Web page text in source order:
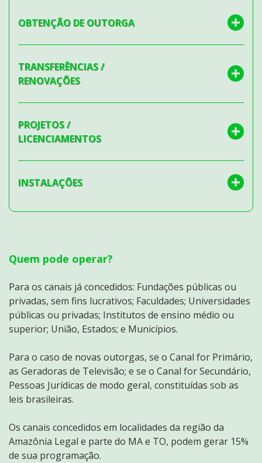
OBTENÇÃO DE OUTORGA
TRANSFERÊNCIAS /
RENOVAÇÕES
PROJETOS /
LICENCIAMENTOS
INSTALAÇÕES
Quem pode operar?
Para os canais já concedidos: Fundações públicas ou
privadas, sem fins lucrativos; Faculdades; Universidades
públicas ou privadas; Institutos de ensino médio ou
superior; União, Estados; e Municípios.
Para o caso de novas outorgas, se o Canal for Primário,
as Geradoras de Televisão; e se o Canal for Secundário,
Pessoas Jurídicas de modo geral, constituídas sob as
leis brasileiras.
Os canais concedidos em localidades da região da
Amazônia Legal e parte do MA e TO, podem gerar 15%
de sua programação.